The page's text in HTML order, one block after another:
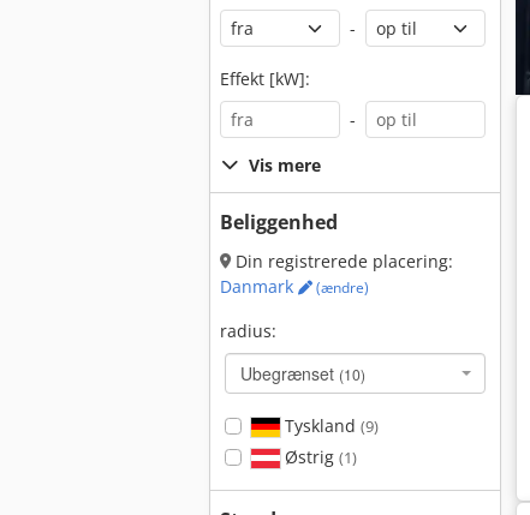
-
Effekt [kW]:
-
Vis mere
Beliggenhed
Din registrerede placering:
Danmark
(ændre)
radius:
Ubegrænset (10)
Tyskland (9)
Østrig (1)